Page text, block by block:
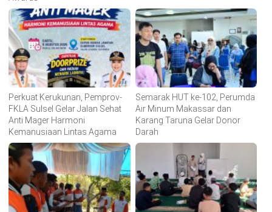
Perkuat Kerukunan, Pemprov-
FKLA Sulsel Gelar Jalan Sehat
Anti Mager Harmoni
Kemanusiaan Lintas Agama
Semarak HUT ke-102, Perumda
Air Minum Makassar dan
Karang Taruna Gelar Donor
Darah